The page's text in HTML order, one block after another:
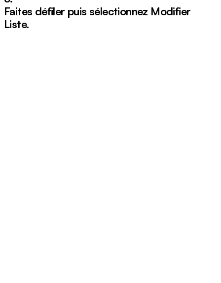
Faites défiler puis sélectionnez Modifier
Liste.